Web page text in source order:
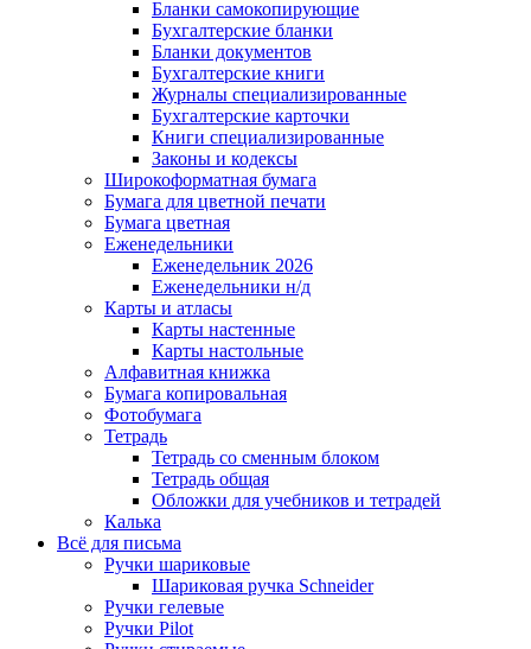
Бланки самокопирующие
Бухгалтерские бланки
Бланки документов
Бухгалтерские книги
Журналы специализированные
Бухгалтерские карточки
Книги специализированные
Законы и кодексы
Широкоформатная бумага
Бумага для цветной печати
Бумага цветная
Еженедельники
Еженедельник 2026
Еженедельники н/д
Карты и атласы
Карты настенные
Карты настольные
Алфавитная книжка
Бумага копировальная
Фотобумага
Тетрадь
Тетрадь со сменным блоком
Тетрадь общая
Обложки для учебников и тетрадей
Калька
Всё для письма
Ручки шариковые
Шариковая ручка Schneider
Ручки гелевые
Ручки Pilot